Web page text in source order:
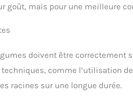
goût, mais pour une meilleure
doivent être correctement
techniques, comme l’utilisation
racines sur une longue durée.